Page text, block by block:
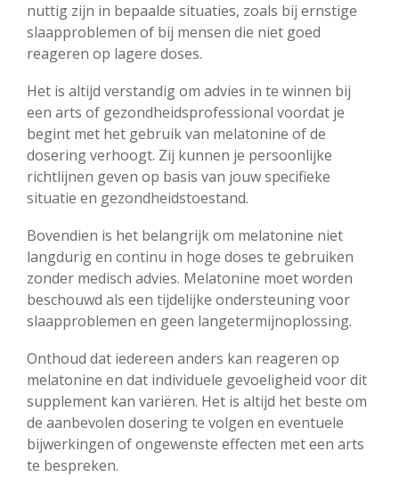
nuttig zijn in bepaalde situaties, zoals bij ernstige
slaapproblemen of bij mensen die niet goed
reageren op lagere doses.
Het is altijd verstandig om advies in te winnen bij
een arts of gezondheidsprofessional voordat je
begint met het gebruik van melatonine of de
dosering verhoogt. Zij kunnen je persoonlijke
richtlijnen geven op basis van jouw specifieke
situatie en gezondheidstoestand.
Bovendien is het belangrijk om melatonine niet
langdurig en continu in hoge doses te gebruiken
zonder medisch advies. Melatonine moet worden
beschouwd als een tijdelijke ondersteuning voor
slaapproblemen en geen langetermijnoplossing.
Onthoud dat iedereen anders kan reageren op
melatonine en dat individuele gevoeligheid voor dit
supplement kan variëren. Het is altijd het beste om
de aanbevolen dosering te volgen en eventuele
bijwerkingen of ongewenste effecten met een arts
te bespreken.